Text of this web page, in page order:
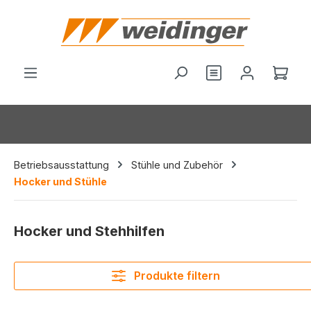
springen
Betriebsausstattung
Stühle und Zubehör
Hocker und Stühle
Hocker und Stehhilfen
Produkte filtern